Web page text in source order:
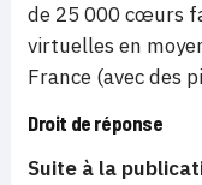
de 25 000 cœurs
virtuelles en
France (avec des
Droit de réponse
Suite à la